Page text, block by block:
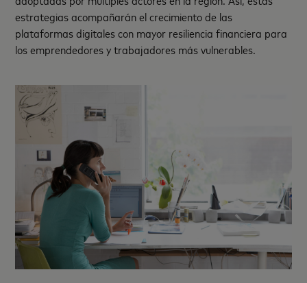
estrategias acompañarán el crecimiento de las
plataformas digitales con mayor resiliencia financiera para
los emprendedores y trabajadores más vulnerables.